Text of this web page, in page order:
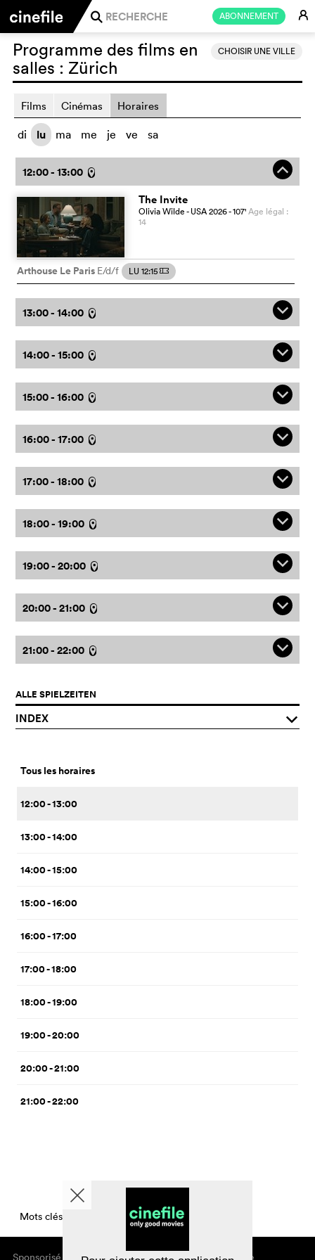
ABONNEMENT E
j
CHOISIR UNE VILLE
Programme des films en
salles : Zürich
Films Cinémas Horaires
di lu ma me je ve sa
12:00 - 13:00 l o
The Invite
Olivia Wilde- USA2026- 107'Age légal :
14
Arthouse Le Paris E/d/f LU 12:15 m
13:00 - 14:00 l q
14:00 - 15:00 l q
15:00 - 16:00 l q
16:00 - 17:00 l q
17:00 - 18:00 l q
18:00 - 19:00 l q
19:00 - 20:00 l q
20:00 - 21:00 l q
21:00 - 22:00 l q
ALLE SPIELZEITEN
INDEX q
Tous les horaires
12:00 - 13:00
13:00 - 14:00
14:00 - 15:00
15:00 - 16:00
16:00 - 17:00
17:00 - 18:00
18:00 - 19:00
19:00 - 20:00
20:00 - 21:00
21:00 - 22:00
Mots clés CinemaTimesPerDay
Sponsorisé par À propos de cinefile